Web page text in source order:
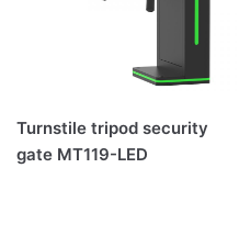
Turnstile tripod security
gate MT119-LED